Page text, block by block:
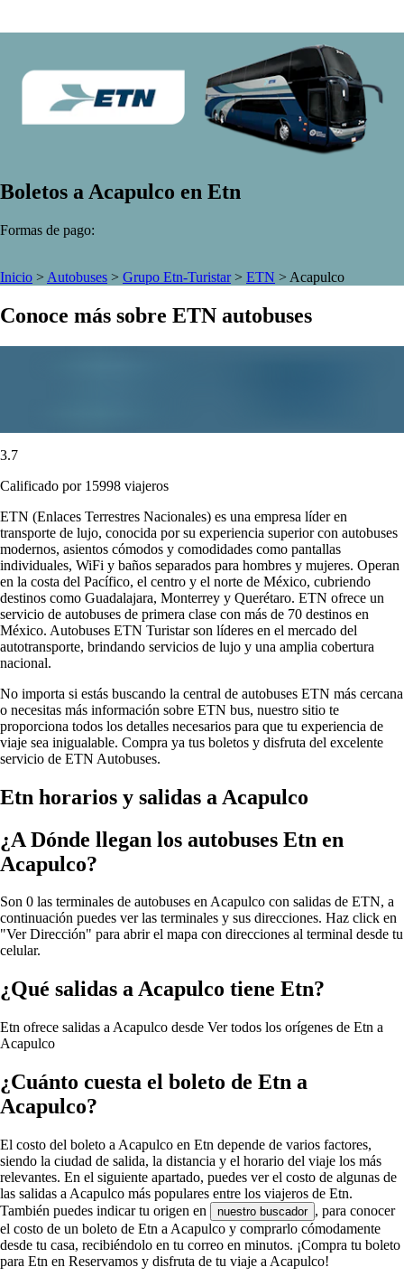
Boletos a Acapulco en Etn
Formas de pago:
Inicio > Autobuses > Grupo Etn-Turistar> ETN > Acapulco
Conoce más sobre ETN autobuses
3.7
Calificado por 15998 viajeros
ETN (Enlaces Terrestres Nacionales) es una empresa líder en
transporte de lujo, conocida por su experiencia superior con autobuses
modernos, asientos cómodos y comodidades como pantallas
individuales, WiFi y baños separados para hombres y mujeres. Operan
en la costa del Pacífico, el centro y el norte de México, cubriendo
destinos como Guadalajara, Monterrey y Querétaro. ETN ofrece un
servicio de autobuses de primera clase con más de 70 destinos en
México. Autobuses ETN Turistar son líderes en el mercado del
autotransporte, brindando servicios de lujo y una amplia cobertura
nacional.
No importa si estás buscando la central de autobuses ETN más cercana
o necesitas más información sobre ETN bus, nuestro sitio te
proporciona todos los detalles necesarios para que tu experiencia de
viaje sea inigualable. Compra ya tus boletos y disfruta del excelente
servicio de ETN Autobuses.
Etn horarios y salidas a Acapulco
¿A Dónde llegan los autobuses Etn en
Acapulco?
Son 0 las terminales de autobuses en Acapulco con salidas de ETN, a
continuación puedes ver las terminales y sus direcciones. Haz click en
"Ver Dirección" para abrir el mapa con direcciones al terminal desde tu
celular.
¿Qué salidas a Acapulco tiene Etn?
Etn ofrece salidas a Acapulco desde Ver todos los orígenes de Etn a
Acapulco
¿Cuánto cuesta el boleto de Etn a
Acapulco?
El costo del boleto a Acapulco en Etn depende de varios factores,
siendo la ciudad de salida, la distancia y el horario del viaje los más
relevantes. En el siguiente apartado, puedes ver el costo de algunas de
las salidas a Acapulco más populares entre los viajeros de Etn.
También puedes indicar tu origen en
nuestro buscador , para conocer
el costo de un boleto de Etn a Acapulco y comprarlo cómodamente
desde tu casa, recibiéndolo en tu correo en minutos. ¡Compra tu boleto
para Etn en Reservamos y disfruta de tu viaje a Acapulco!